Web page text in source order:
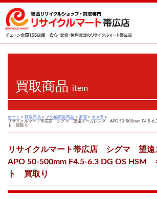
買取商品 item
ホーム > 買取商品 > その他買取商品 > 家電 > カメラ >
リサイクルマート帯広店 シグマ 望遠ズームレンズ APO 50-500mm F4.5-
ト 買取り
リサイクルマート帯広店 シグマ 望
APO 50-500mm F4.5-6.3 DG OS HSM
ト 買取り